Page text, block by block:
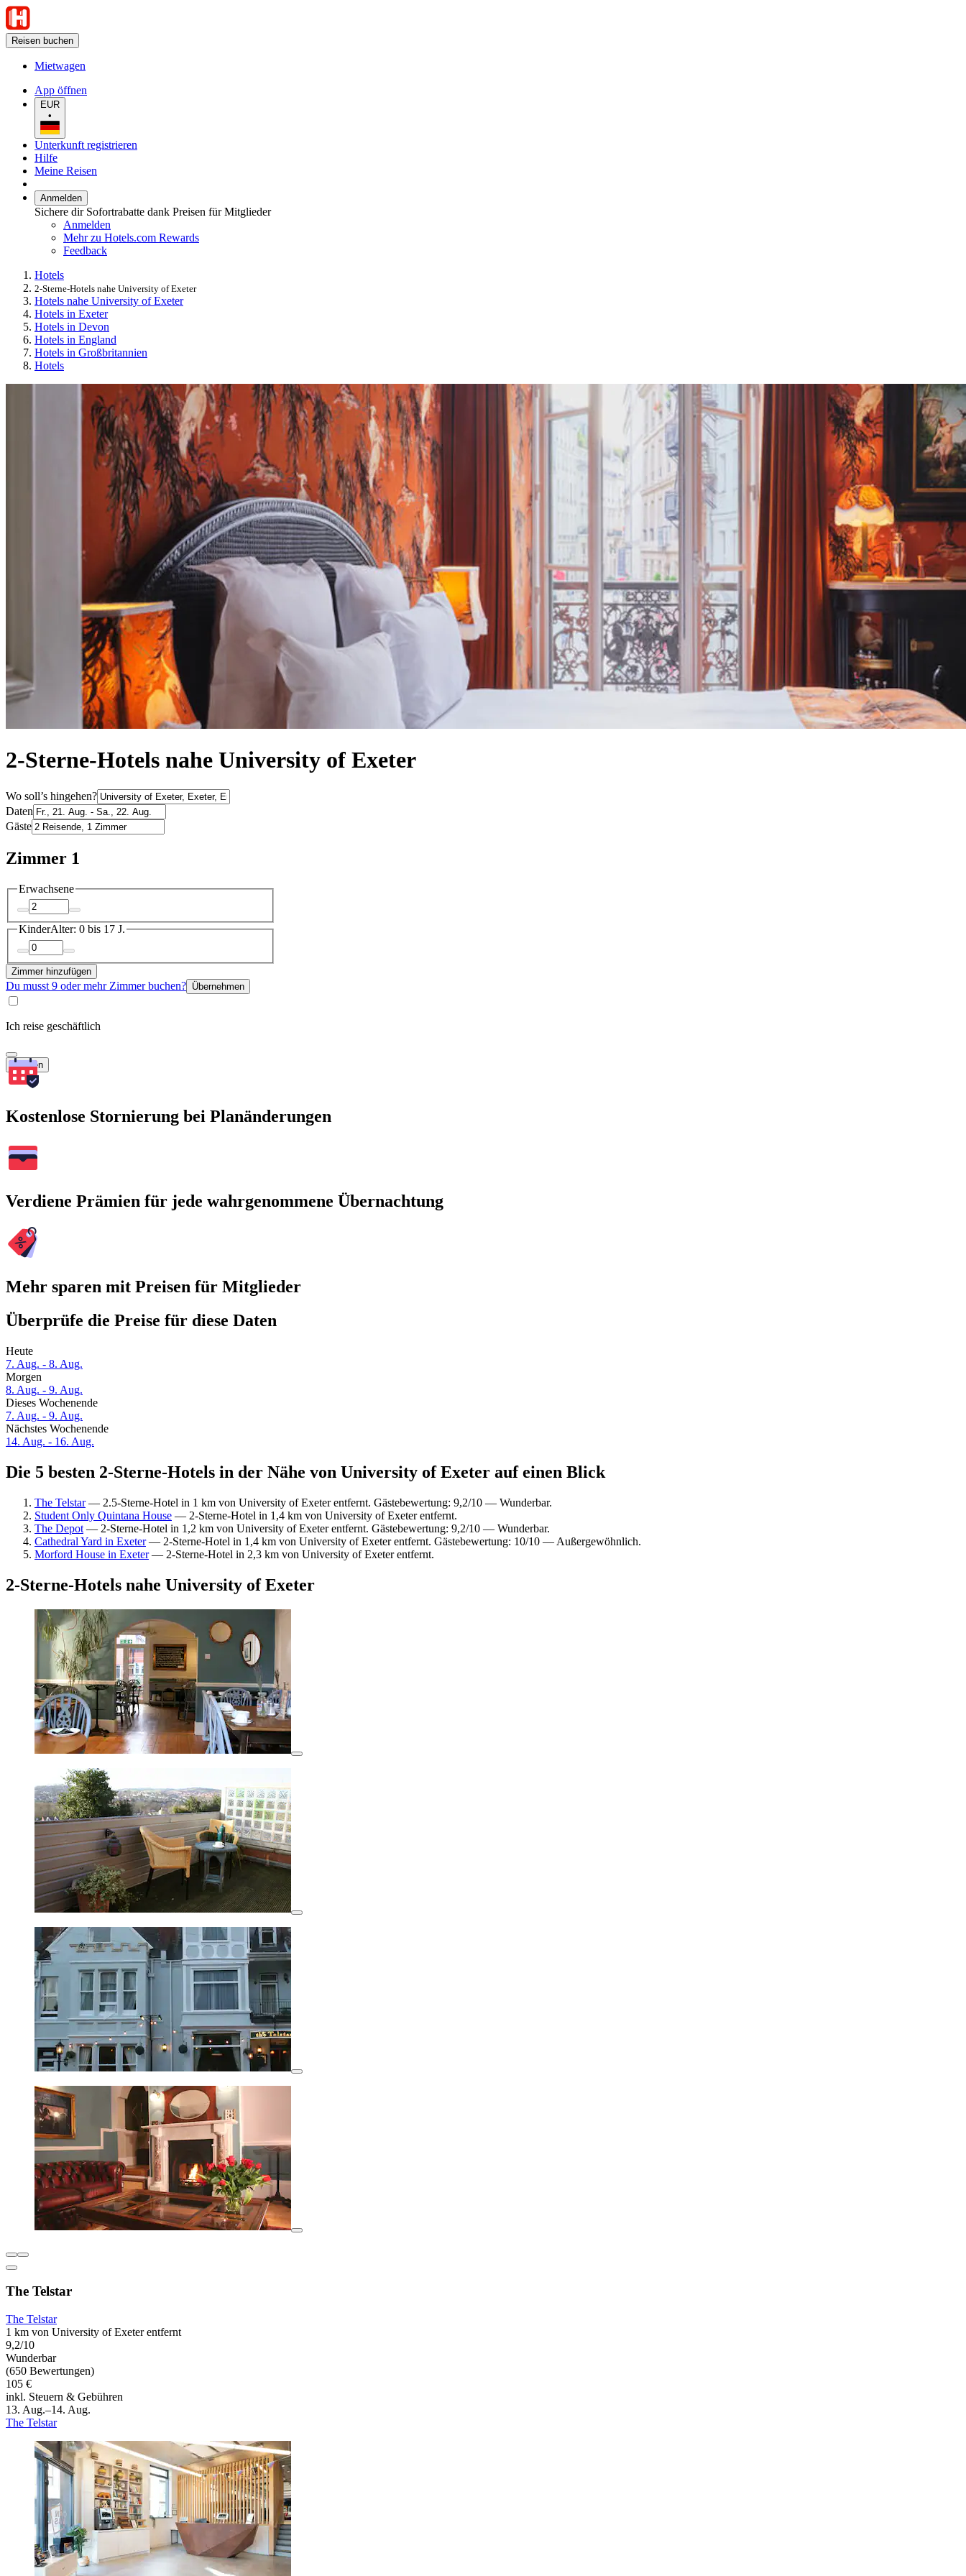
Reisen buchen
Mietwagen
App öffnen
EUR
•
Unterkunft registrieren
Hilfe
Meine Reisen
Anmelden
Sichere dir Sofortrabatte dank Preisen für Mitglieder
Anmelden
Mehr zu Hotels.com Rewards
Feedback
Hotels
2-Sterne-Hotels nahe University of Exeter
Hotels nahe University of Exeter
Hotels in Exeter
Hotels in Devon
Hotels in England
Hotels in Großbritannien
Hotels
2-Sterne-Hotels nahe University of Exeter
Wo soll’s hingehen?
Daten
Gäste
Zimmer 1
Erwachsene
KinderAlter: 0 bis 17 J.
Zimmer hinzufügen
Du musst 9 oder mehr Zimmer buchen? Übernehmen
Ich reise geschäftlich
Suchen
Kostenlose Stornierung bei Planänderungen
Verdiene Prämien für jede wahrgenommene Übernachtung
Mehr sparen mit Preisen für Mitglieder
Überprüfe die Preise für diese Daten
Heute
7. Aug. - 8. Aug.
Morgen
8. Aug. - 9. Aug.
Dieses Wochenende
7. Aug. - 9. Aug.
Nächstes Wochenende
14. Aug. - 16. Aug.
Die 5 besten 2-Sterne-Hotels in der Nähe von University of Exeter auf einen Blick
The Telstar— 2.5-Sterne-Hotel in 1 km von University of Exeter entfernt. Gästebewertung: 9,2/10 — Wunderbar.
Student Only Quintana House — 2-Sterne-Hotel in 1,4 km von University of Exeter entfernt.
The Depot — 2-Sterne-Hotel in 1,2 km von University of Exeter entfernt. Gästebewertung: 9,2/10 — Wunderbar.
Cathedral Yard in Exeter— 2-Sterne-Hotel in 1,4 km von University of Exeter entfernt. Gästebewertung: 10/10 — Außergewöhnlich.
Morford House in Exeter— 2-Sterne-Hotel in 2,3 km von University of Exeter entfernt.
2-Sterne-Hotels nahe University of Exeter
The Telstar
The Telstar
1 km von University of Exeter entfernt
9,2/10
Wunderbar
(650 Bewertungen)
105 €
inkl. Steuern & Gebühren
13. Aug.–14. Aug.
The Telstar